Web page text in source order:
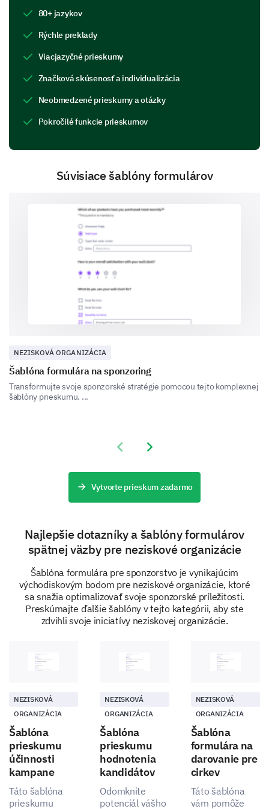
Understanding more about our donors helps us to
strengthen our community and keep you informed
about the programs you care about.
What is your name?
What is your email address?
How did you hear about us?
Friend/Family
Website
Other (please specify)
What motivates you to donate to our cause?
Let’s Make Your Donation Experience
Your feedback is crucial in helping us improve. Please
share your thoughts on how we can make your
donation experience even better.
Could you rate your overall experience with our
donation process?
1 2 4
5
80+ jazykov
Rýchle preklady
Viacjazyčné prieskumy
Značková skúsenosť a individualizácia
Neobmedzené prieskumy a otázky
Pokročilé funkcie prieskumov
Súvisiace šablóny formulárov
NEZISKOVÁ ORGANIZÁCIA
Šablóna formulára na sponzoring
Transformujte svoje sponzorské stratégie pomocou tejto komplexnej
šablóny prieskumu. ...
Previous slide
Next slide
Vytvorte prieskum zadarmo
Najlepšie dotazníky a šablóny formulárov
spätnej väzby pre neziskové organizácie
Šablóna formulára pre sponzorstvo je vynikajúcim
východiskovým bodom pre neziskové organizácie, ktoré
sa snažia optimalizovať svoje sponzorské príležitosti.
Preskúmajte ďalšie šablóny v tejto kategórii, aby ste
zdvihli svoje iniciatívy neziskovej organizácie.
NEZISKOVÁ
ORGANIZÁCIA
Šablóna
prieskumu
účinnosti
kampane
Táto šablóna
prieskumu
NEZISKOVÁ
ORGANIZÁCIA
Šablóna
prieskumu
hodnotenia
kandidátov
Odomknite
potenciál vášho
NEZISKOVÁ
ORGANIZÁCIA
Šablóna
formulára na
darovanie pre
cirkev
Táto šablóna
vám pomôže